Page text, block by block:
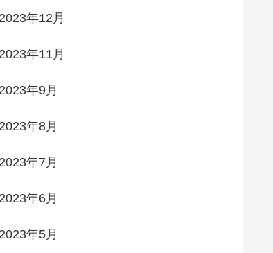
2023年12月
2023年11月
2023年9月
2023年8月
2023年7月
2023年6月
2023年5月